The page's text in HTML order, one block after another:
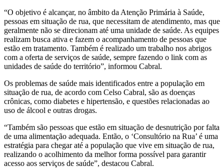
“O objetivo é alcançar, no âmbito da Atenção Primária à Saúde,
pessoas em situação de rua, que necessitam de atendimento, mas que
geralmente não se direcionam até uma unidade de saúde. As equipes
realizam busca ativa e fazem o acompanhamento de pessoas que
estão em tratamento. Também é realizado um trabalho nos abrigos
com a oferta de serviços de saúde, sempre fazendo o link com as
unidades de saúde do território”, informou Cabral.
Os problemas de saúde mais identificados entre a população em
situação de rua, de acordo com Celso Cabral, são as doenças
crônicas, como diabetes e hipertensão, e questões relacionadas ao
uso de álcool e outras drogas.
“Também são pessoas que estão em situação de desnutrição por falta
de uma alimentação adequada. Então, o ‘Consultório na Rua’ é uma
estratégia para chegar até a população que vive em situação de rua,
realizando o acolhimento da melhor forma possível para garantir
acesso aos serviços de saúde”, destacou Cabral.